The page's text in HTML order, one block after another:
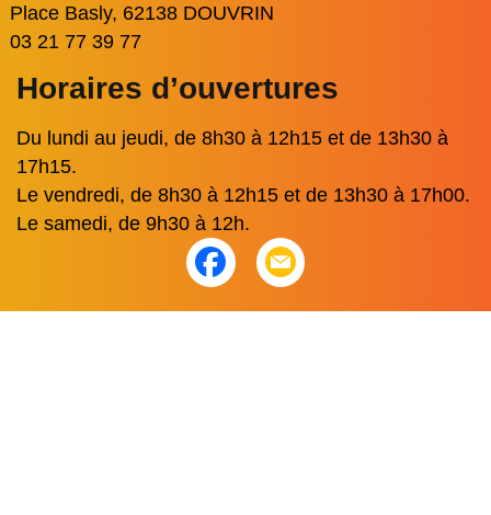
Place Basly, 62138 DOUVRIN
03 21 77 39 77
Horaires d’ouvertures
Du lundi au jeudi, de 8h30 à 12h15 et de 13h30 à
17h15.
Le vendredi, de 8h30 à 12h15 et de 13h30 à 17h00.
Le samedi, de 9h30 à 12h.